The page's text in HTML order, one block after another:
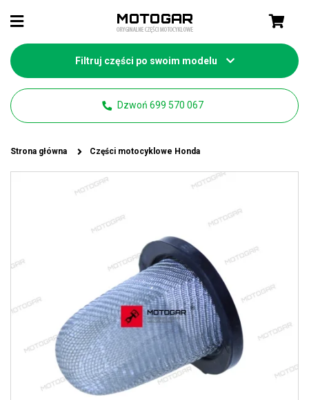
Filtruj części po swoim modelu
Dzwoń 699 570 067
Strona główna Części motocyklowe Honda